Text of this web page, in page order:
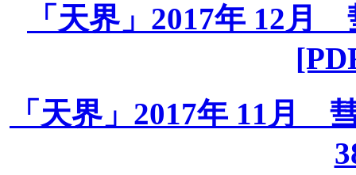
「天界」2017年 12月
「天界」2017年 11月